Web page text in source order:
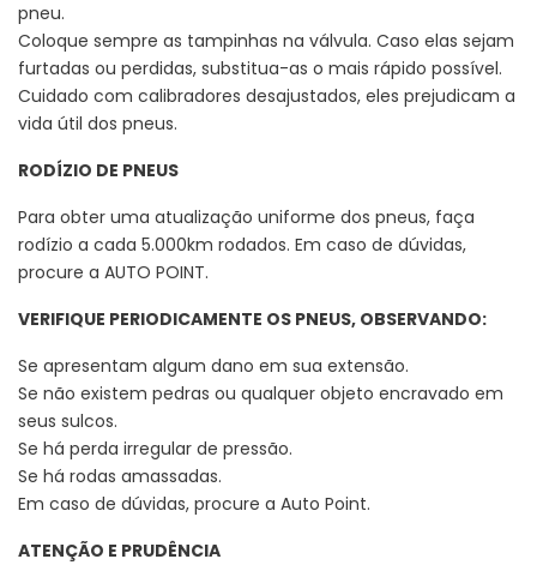
pneu.
Coloque sempre as tampinhas na válvula. Caso elas sejam
furtadas ou perdidas, substitua-as o mais rápido possível.
Cuidado com calibradores desajustados, eles prejudicam a
vida útil dos pneus.
RODÍZIO DE PNEUS
Para obter uma atualização uniforme dos pneus, faça
rodízio a cada 5.000km rodados. Em caso de dúvidas,
procure a AUTO POINT.
VERIFIQUE PERIODICAMENTE OS PNEUS, OBSERVANDO:
Se apresentam algum dano em sua extensão.
Se não existem pedras ou qualquer objeto encravado em
seus sulcos.
Se há perda irregular de pressão.
Se há rodas amassadas.
Em caso de dúvidas, procure a Auto Point.
ATENÇÃO E PRUDÊNCIA